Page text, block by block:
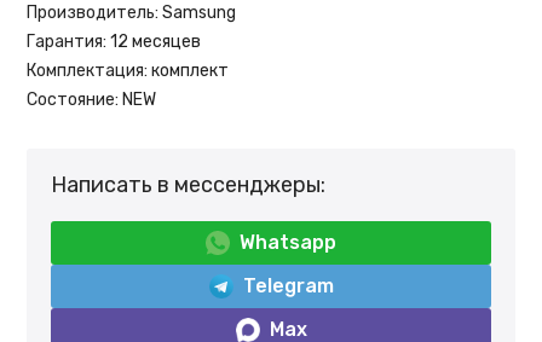
Производитель: Samsung
Гарантия: 12 месяцев
Комплектация: комплект
Состояние: NEW
Написать в мессенджеры:
Whatsapp
Telegram
Max